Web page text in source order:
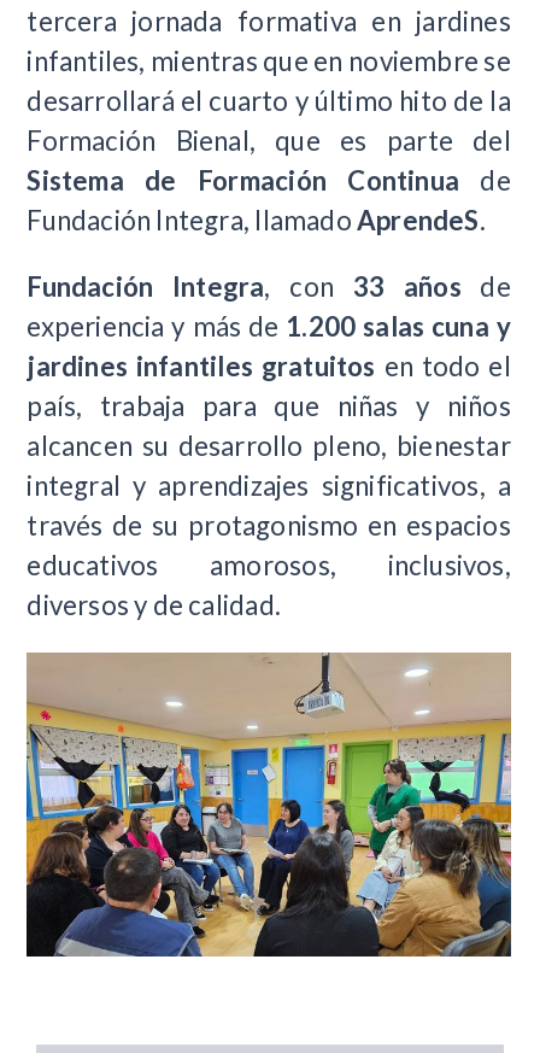
tercera jornada formativa en jardines
infantiles, mientras que en noviembre se
desarrollará el cuarto y último hito de la
Formación Bienal, que es parte del
Sistema de Formación Continua de
Fundación Integra, llamadoAprendeS.
Fundación Integra, con 33 años de
experiencia y más de 1.200 salas cuna y
jardines infantiles gratuitos en todo el
país, trabaja para que niñas y niños
alcancen su desarrollo pleno, bienestar
integral y aprendizajes significativos, a
través de su protagonismo en espacios
educativos amorosos, inclusivos,
diversos y de calidad.